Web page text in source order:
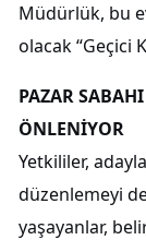
Müdürlük, bu
olacak “Geçici
PAZAR
ÖNLENİYOR
Yetkililer,
düzenlemeyi
yaşayanlar,